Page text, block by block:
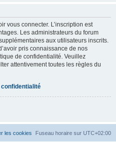
vous connecter. L’inscription est
Les administrateurs du forum
aux utilisateurs inscrits.
pris connaissance de nos
de confidentialité. Veuillez
attentivement toutes les règles du
confidentialité
Fuseau horaire sur UTC+02:00
les cookies